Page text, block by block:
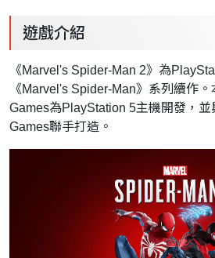
遊戲介紹
《Marvel's Spider-Man 2》為
《Marvel's Spider-Man》系列續作
Games為PlayStation 5主機開發，並
Games聯手打造。